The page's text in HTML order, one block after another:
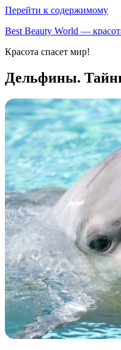
Перейти к содержимому
Best Beauty World —
Красота спасет мир!
Дельфины.